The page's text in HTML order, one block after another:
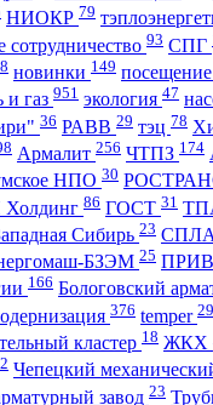
НИОКР 79
93 СПГ
новинки 149
и газ 951 экология 47
36 РАВВ 29 тэц 78
Армалит 256 ЧТПЗ 174
НПО 30
86 ГОСТ 31
Сибирь 23
БЗЭМ 25
166 Бологовский
376 temper
кластер 18 ЖКХ
Чепецкий
завод 23